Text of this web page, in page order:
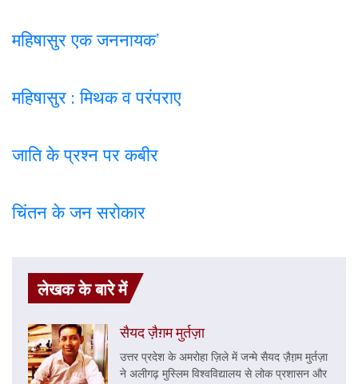
महिषासुर एक जननायक’
महिषासुर : मिथक व परंपराए
जाति के प्रश्न पर कबीर
चिंतन के जन सरोकार
लेखक के बारे में
सैयद ज़ैग़म मुर्तज़ा
उत्तर प्रदेश के अमरोहा ज़िले में जन्मे सैयद ज़ैग़़म मुर्तज़ा
ने अलीगढ़ मुस्लिम विश्वविद्यालय से लोक प्रशासन और